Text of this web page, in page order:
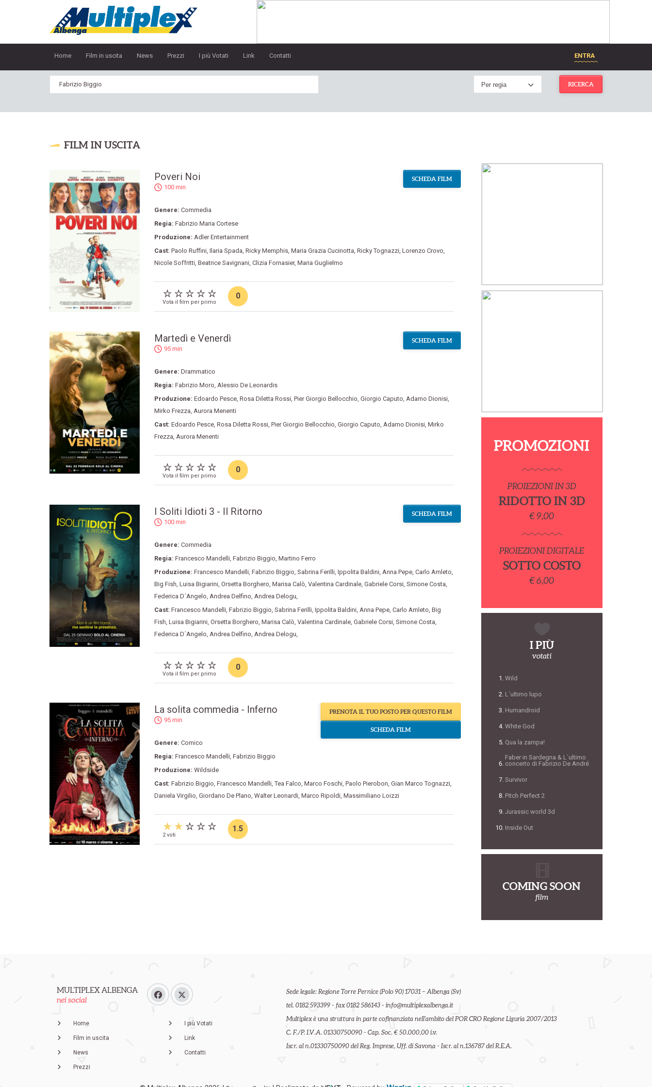
Home Film in uscita News Prezzi I più Votati Link Contatti ENTRA
Per regia RICERCA
FILM IN USCITA
Poveri Noi
100 min
Genere: Commedia
Regia: Fabrizio Maria Cortese
Produzione: Adler Entertainment
Cast: Paolo Ruffini, Ilaria Spada, Ricky Memphis, Maria Grazia Cucinotta, Ricky Tognazzi, Lorenzo Crovo,
Nicole Soffritti, Beatrice Savignani, Clizia Fornasier, Maria Guglielmo
SCHEDA FILM
Vota il film per primo
0
Martedì e Venerdì
95 min
Genere: Drammatico
Regia: Fabrizio Moro, Alessio De Leonardis
Produzione: Edoardo Pesce, Rosa Diletta Rossi, Pier Giorgio Bellocchio, Giorgio Caputo, Adamo Dionisi,
Mirko Frezza, Aurora Menenti
Cast: Edoardo Pesce, Rosa Diletta Rossi, Pier Giorgio Bellocchio, Giorgio Caputo, Adamo Dionisi, Mirko
Frezza, Aurora Menenti
SCHEDA FILM
Vota il film per primo
0
I Soliti Idioti 3 - Il Ritorno
100 min
Genere: Commedia
Regia: Francesco Mandelli, Fabrizio Biggio, Martino Ferro
Produzione: Francesco Mandelli, Fabrizio Biggio, Sabrina Ferilli, Ippolita Baldini, Anna Pepe, Carlo Amleto,
Big Fish, Luisa Bigiarini, Orsetta Borghero, Marisa Calò, Valentina Cardinale, Gabriele Corsi, Simone Costa,
Federica D´Angelo, Andrea Delfino, Andrea Delogu,
Cast: Francesco Mandelli, Fabrizio Biggio, Sabrina Ferilli, Ippolita Baldini, Anna Pepe, Carlo Amleto, Big
Fish, Luisa Bigiarini, Orsetta Borghero, Marisa Calò, Valentina Cardinale, Gabriele Corsi, Simone Costa,
Federica D´Angelo, Andrea Delfino, Andrea Delogu,
SCHEDA FILM
Vota il film per primo
0
La solita commedia - Inferno
95 min
Genere: Comico
Regia: Francesco Mandelli, Fabrizio Biggio
Produzione: Wildside
Cast: Fabrizio Biggio Francesco Mandelli,Tea Falco Marco Foschi, Paolo Pierobon Gian Marco Tognazzi,
Daniela Virgilio Giordano De Plano Walter Leonardi, Marco Ripoldi, Massimiliano Loizzi
PRENOTA IL TUO POSTO PER QUESTO FILM
SCHEDA FILM
2 voti
1.5
PROMOZIONI
PROIEZIONI IN 3D
RIDOTTO IN 3D
€ 9,00
PROIEZIONI DIGITALE
SOTTO COSTO
€ 6,00
I PIÙ
votati
Wild
L´ultimo lupo
Humandroid
White God
Qua la zampa!
Faber in Sardegna & L´ultimo
concerto di Fabrizio De André
Survivor
Pitch Perfect 2
Jurassic world 3d
Inside Out
COMING SOON
film
MULTIPLEX ALBENGA
nei social
Home
Film in uscita
News
Prezzi
I più Votati
Link
Contatti
Sede legale: Regione Torre Pernice (Polo 90) 17031 – Albenga (Sv)
tel. 0182 593399 - fax 0182 586143 - info@multiplexalbenga.it
Multiplex è una struttura in parte cofinanziata nell'ambito del POR CRO Regione Liguria 2007/2013
C. F./P. I.V.A. 01330750090 - Cap. Soc. € 50.000,00 i.v.
Iscr. al n.01330750090 del Reg. Imprese, Uff. di Savona - Iscr. al n.136787 del R.E.A.